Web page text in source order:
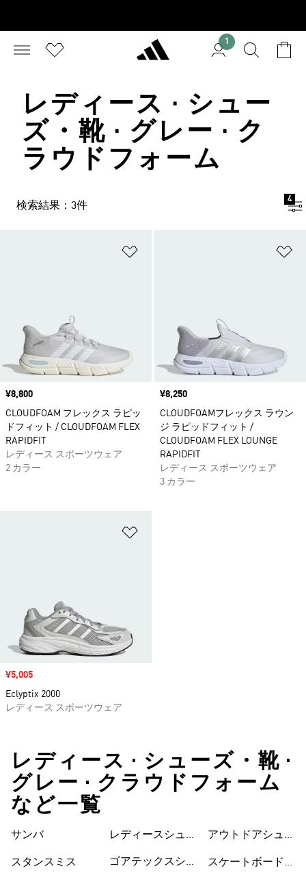
1
レディース · シュー
ズ・靴 · グレー · ク
ラウドフォーム
検索結果：3件
4
価格
¥8,800
CLOUDFOAM フレックス ラピッ
ドフィット / CLOUDFOAM FLEX
RAPIDFIT
レディース スポーツウェア
2 カラー
価格
¥8,250
CLOUDFOAMフレックス ラウン
ジ ラピッドフィット /
CLOUDFOAM FLEX LOUNGE
RAPIDFIT
レディース スポーツウェア
3 カラー
セール価格
¥5,005
Eclyptix 2000
レディース スポーツウェア
レディース • シューズ・靴 •
グレー • クラウドフォーム
など一覧
サンバ
スタンスミス
レディースシュー
ゴアテックスシュ
シューズ
アウトドアシュー
スケートボードシ